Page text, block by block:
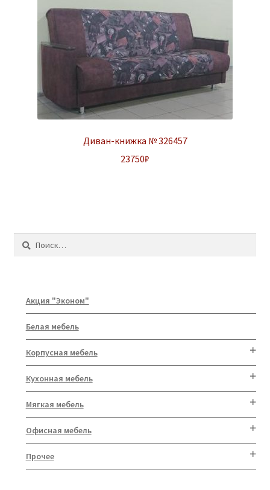
Диван-книжка № 326457
23750₽
Найти:
Акция "Эконом"
Белая мебель
Корпусная мебель
Кухонная мебель
Мягкая мебель
Офисная мебель
Прочее